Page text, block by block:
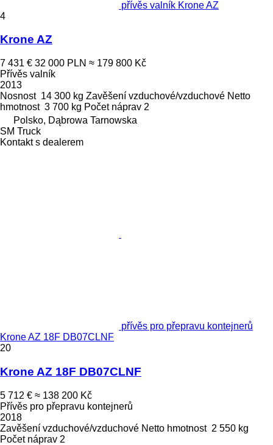
přívěs valník Krone AZ
4
Krone AZ
7 431 € 32 000 PLN ≈ 179 800 Kč
Přívěs valník
2013
Nosnost 14 300 kg Zavěšení vzduchové/vzduchové Netto
hmotnost 3 700 kg Počet náprav 2
Polsko, Dąbrowa Tarnowska
SM Truck
Kontakt s dealerem
přívěs pro přepravu kontejnerů
Krone AZ 18F DB07CLNF
20
Krone AZ 18F DB07CLNF
5 712 € ≈ 138 200 Kč
Přívěs pro přepravu kontejnerů
2018
Zavěšení vzduchové/vzduchové Netto hmotnost 2 550 kg
Počet náprav 2